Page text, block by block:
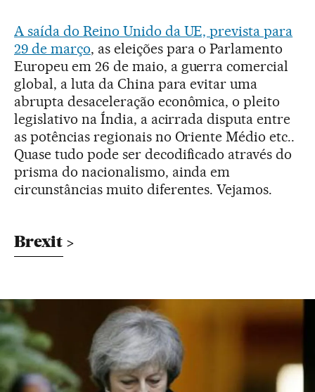
A saída do Reino Unido da UE, prevista para
29 de março, as eleições para o Parlamento
Europeu em 26 de maio, a guerra comercial
global, a luta da China para evitar uma
abrupta desaceleração econômica, o pleito
legislativo na Índia, a acirrada disputa entre
as potências regionais no Oriente Médio etc..
Quase tudo pode ser decodificado através do
prisma do nacionalismo, ainda em
circunstâncias muito diferentes. Vejamos.
Brexit